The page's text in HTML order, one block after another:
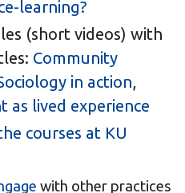
learning?
(short videos) with
Community
in action,
as lived experience
courses at KU
with other practices